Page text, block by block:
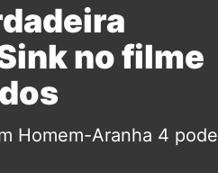
no filme
Homem-Aranha 4 pode